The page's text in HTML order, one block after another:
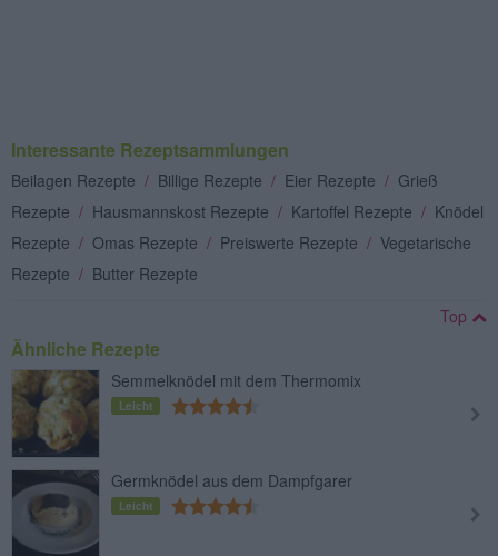
Interessante Rezeptsammlungen
Beilagen Rezepte / Billige Rezepte / Eier Rezepte / Grieß
Rezepte / Hausmannskost Rezepte / Kartoffel Rezepte / Knödel
Rezepte / Omas Rezepte / Preiswerte Rezepte / Vegetarische
Rezepte / Butter Rezepte
Top
Ähnliche Rezepte
Semmelknödel mit dem Thermomix
Leicht
Germknödel aus dem Dampfgarer
Leicht